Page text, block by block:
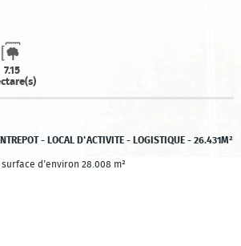
7.15
- LOCAL D'ACTIVITE - LOGISTIQUE - 26.431M²
d'environ 28.008 m²